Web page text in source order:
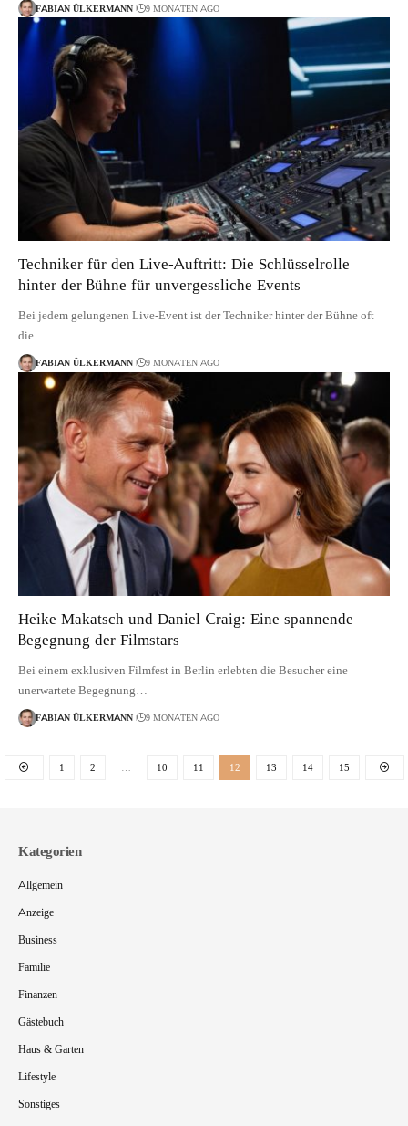
FABIAN ÜLKERMANN 9 MONATEN AGO
Techniker für den Live-Auftritt: Die Schlüsselrolle
hinter der Bühne für unvergessliche Events
Bei jedem gelungenen Live-Event ist der Techniker hinter der Bühne oft
die…
FABIAN ÜLKERMANN 9 MONATEN AGO
Heike Makatsch und Daniel Craig: Eine spannende
Begegnung der Filmstars
Bei einem exklusiven Filmfest in Berlin erlebten die Besucher eine
unerwartete Begegnung…
FABIAN ÜLKERMANN 9 MONATEN AGO
1 2 … 10 11 12 13 14 15
Kategorien
Allgemein
Anzeige
Business
Familie
Finanzen
Gästebuch
Haus & Garten
Lifestyle
Sonstiges